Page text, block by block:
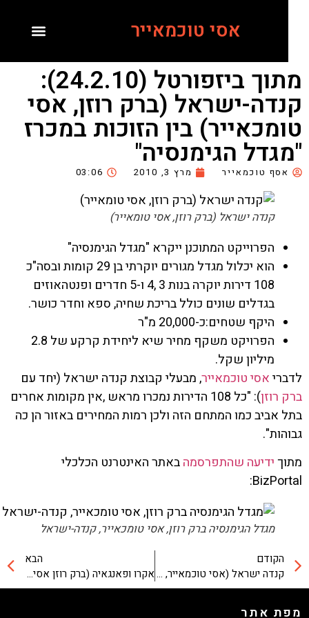
אסי טוכמאייר
מתוך ביזפורטל (24.2.10):
ישראל (ברק רוזן, אסי
בין הזוכות במכרז
הגימנסיה"
אסף טוכמאייר מרץ 3, 2010 03:06
קנדה ישראל (ברק רוזן, אסי טומאייר)
הפרוייקט המתוכנן ייקרא "מגדל הגימנסיה"
הוא יכלול מגדל מגורים יוקרתי בן 29 קומות ובסה"כ
108 דירות יוקרה בנות 3 ,4 ו-5 חדרים ופנטהאוזים
בגדלים שונים כולל בריכת שחיה, ספא וחדר כושר.
היקף שטחים:כ-20,000 מ"ר
הפרויקט משקף מחיר שיא ליחידת קרקע של 2.8
מיליון שקל.
אסי טוכמאייר, מבעלי קבוצת קנדה ישראל (יחד עם
רוזן
): "כל 108 הדירות נמכרו מראש ,אין מקומות אחרים
אביב כמו המתחם הזה ולכן רמות המחירים באזור הן כה
ידיעה שהתפרסמהבאתר האינטרנט הכלכלי
מגדל הגימנסיה ברק רוזן, אסי טומכאייר, קנדה-ישראל
הקודם
קנדה ישראל (אסי טוכמאייר, ברק רוזן) תבנה במגרש רמז את מגדל הגמנסיה
אקרו ופאנגאיה (ברק רוזן אסי טוכמאייר) מכרו משרדים בהרצליה בשווי 160 מיליון ש"ח (18.3.10)
אתר